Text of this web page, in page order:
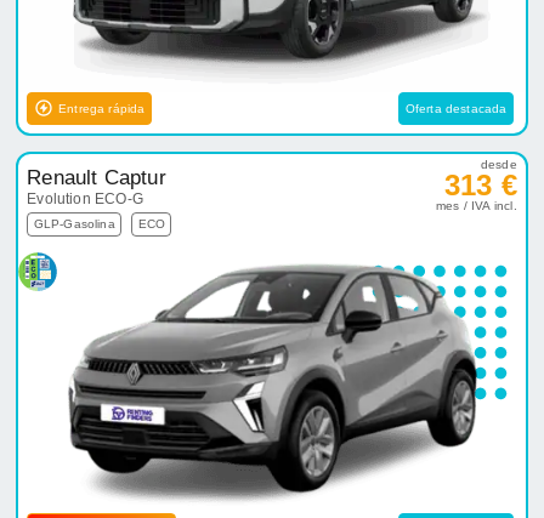
Entrega rápida Oferta destacada
Renault Captur
Evolution ECO-G
GLP-Gasolina ECO
desde
313 €
mes / IVA incl.